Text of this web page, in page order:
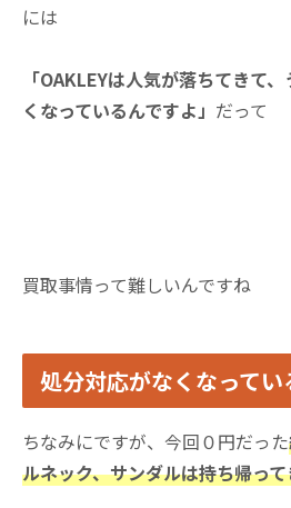
には
「OAKLEYは人気が落ちてきて
くなっているんですよ」 だって
買取事情って難しいんですね
処分対応がなくなってい
ちなみにですが、今回０円だった
ルネック、サンダルは持ち帰っ